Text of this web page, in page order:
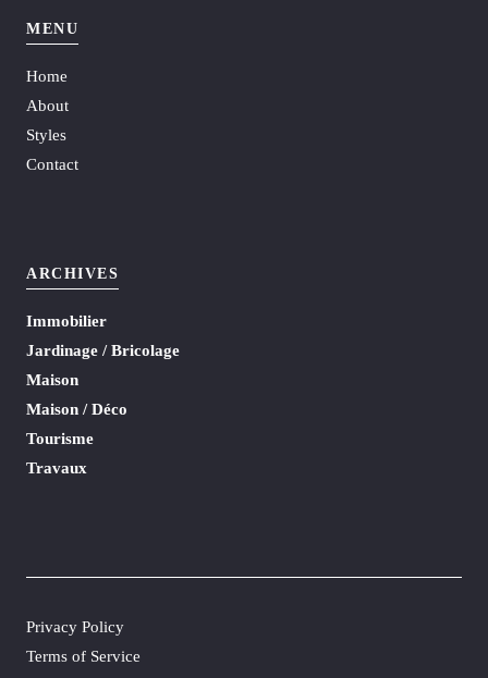
MENU
Home
About
Styles
Contact
ARCHIVES
Immobilier
Jardinage / Bricolage
Maison
Maison / Déco
Tourisme
Travaux
Privacy Policy
Terms of Service